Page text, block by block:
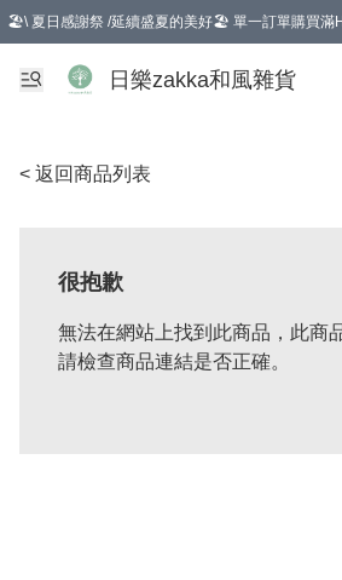
🏖️\ 夏日感謝祭 /延續盛夏的美好🏖️ 單一訂單購買滿
選擇GoGoX住宅/工商地址配送，單一訂單消費購
日樂zakka和風雜貨
< 返回商品列表
很抱歉
無法在網站上找到此商品，此商
請檢查商品連結是否正確。